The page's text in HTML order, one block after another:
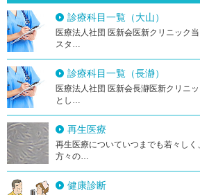
診療科目一覧（大山）
医療法人社団 医新会医新クリニック
スタ…
診療科目一覧（長瀞）
医療法人社団 医新会長瀞医新クリニ
とし…
再生医療
再生医療についていつまでも若々し
方々の…
健康診断